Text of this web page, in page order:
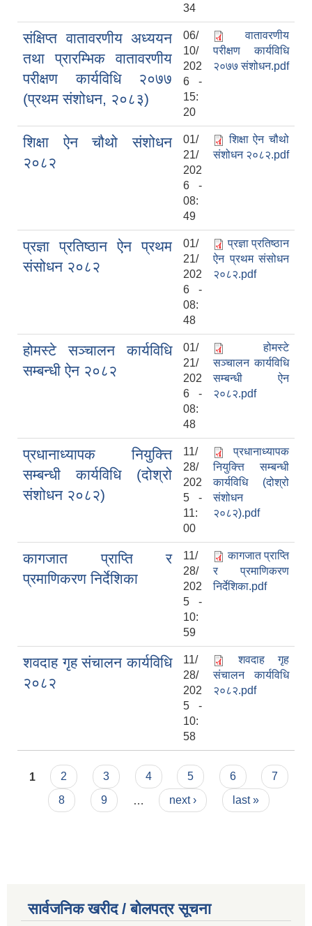
34
संक्षिप्त वातावरणीय अध्ययन
तथा प्रारम्भिक वातावरणीय
परीक्षण कार्यविधि २०७७
(प्रथम संशोधन, २०८३)
06/
10/
202
6 -
15:
20
वातावरणीय
परीक्षण कार्यविधि
२०७७ संशोधन.pdf
शिक्षा ऐन चौथो संशोधन
२०८२
01/
21/
202
6 -
08:
49
शिक्षा ऐन चौथो
संशोधन २०८२.pdf
प्रज्ञा प्रतिष्ठान ऐन प्रथम
संसोधन २०८२
01/
21/
202
6 -
08:
48
प्रज्ञा प्रतिष्ठान
ऐन प्रथम संसोधन
२०८२.pdf
होमस्टे सञ्चालन कार्यविधि
सम्बन्धी ऐन २०८२
01/
21/
202
6 -
08:
48
होमस्टे
सञ्चालन कार्यविधि
सम्बन्धी ऐन
२०८२.pdf
प्रधानाध्यापक नियुक्त्ति
सम्बन्धी कार्यविधि (दोश्रो
संशोधन २०८२)
11/
28/
202
5 -
11:
00
प्रधानाध्यापक
नियुक्त्ति सम्बन्धी
कार्यविधि (दोश्रो
संशोधन
२०८२).pdf
कागजात प्राप्ति र
प्रमाणिकरण निर्देशिका
11/
28/
202
5 -
10:
59
कागजात प्राप्ति
र प्रमाणिकरण
निर्देशिका.pdf
शवदाह गृह संचालन कार्यविधि
२०८२
11/
28/
202
5 -
10:
58
शवदाह गृह
संचालन कार्यविधि
२०८२.pdf
Pages
1 2 3 4 5 6
7
8
9 next › last »
सार्वजनिक खरीद / बोलपत्र सूचना